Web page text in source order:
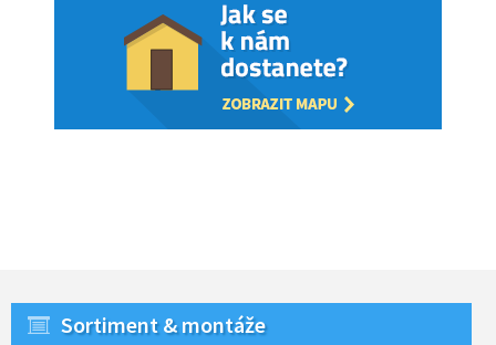
Sortiment & montáže